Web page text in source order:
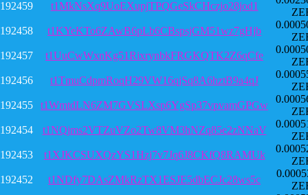
192459
t1MkNsXq9UoEXupjTPQGeSkCHczjo28jod1
192458
t1KYeKTo6ZAwB6pLb6CBspsjGM51wz7gHjb
192457
t1UuCwWxnKg51RixrynbkFRGKQTK2Z6qCfe
192456
t1TmuCdpmRoqH29VW16qjSq8A6hztB9a4qJ
192455
t1WmtdLN6ZM7GVSLXsp6YgSp37vpvamGPGw
192454
t1NQjms2VTZuVZo2Tw8VM3hNZq85e2zNNaV
192453
t1XJKCSUXQzYS1Hzj7v7Jq6J8CKfQ8RAMUk
192452
t1NDfy7DAsZMkRzTX1ESJE5dbECJc28ws5c